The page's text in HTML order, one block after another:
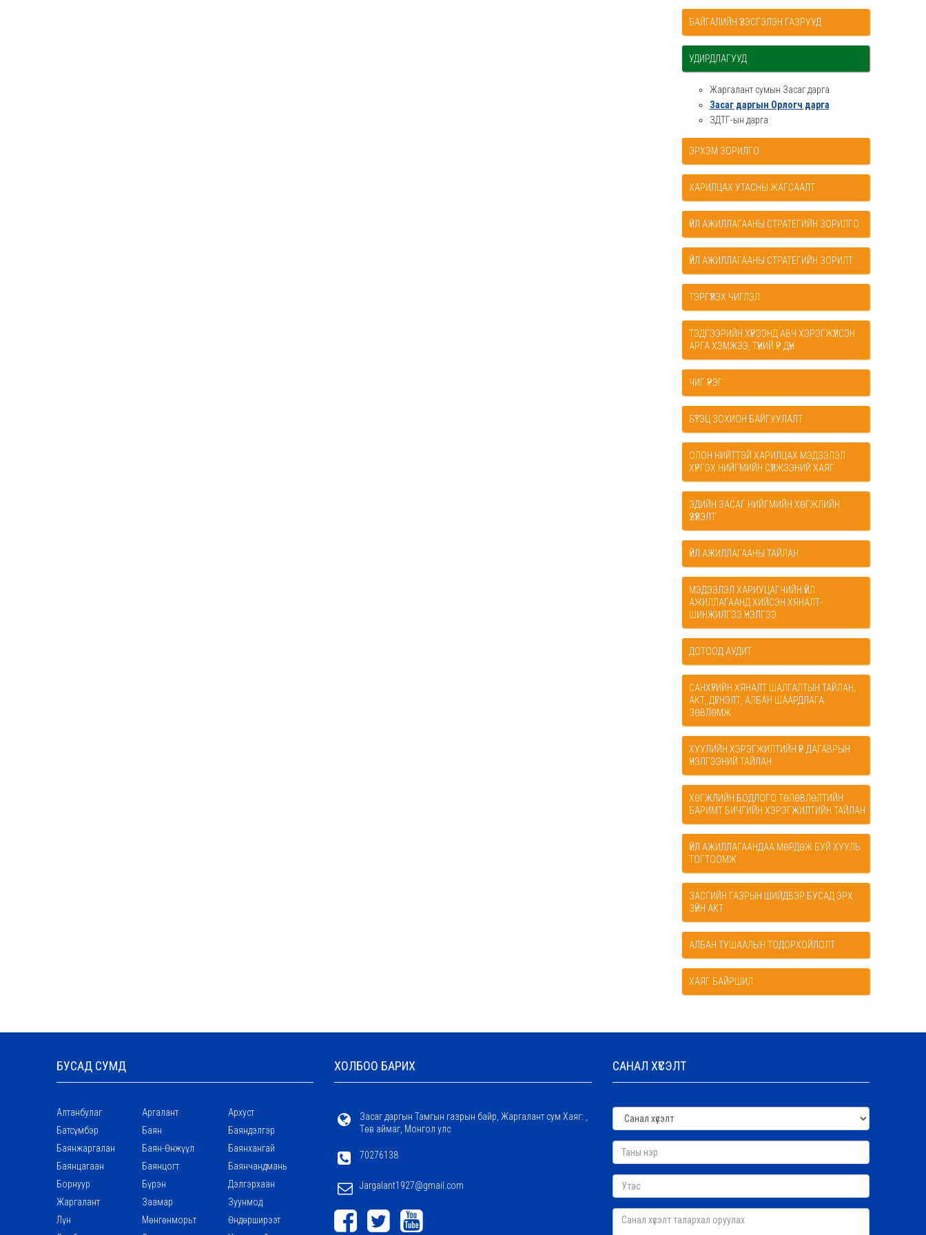
БАЙГАЛИЙН ҮЗЭСГЭЛЭН ГАЗРУУД
УДИРДЛАГУУД
Жаргалант сумын Засаг дарга
Засаг даргын Орлогч дарга
ЗДТГ-ын дарга
ЭРХЭМ ЗОРИЛГО
ХАРИЛЦАХ УТАСНЫ ЖАГСААЛТ
ҮЙЛ АЖИЛЛАГААНЫ СТРАТЕГИЙН ЗОРИЛГО
ҮЙЛ АЖИЛЛАГААНЫ СТРАТЕГИЙН ЗОРИЛТ
ТЭРГҮҮЛЭХ ЧИГЛЭЛ
ТЭДГЭЭРИЙН ХҮРЭЭНД АВЧ ХЭРЭГЖҮҮЛСЭН
АРГА ХЭМЖЭЭ, ТҮҮНИЙ ҮР ДҮН
ЧИГ ҮҮРЭГ
БҮТЭЦ ЗОХИОН БАЙГУУЛАЛТ
ОЛОН НИЙТТЭЙ ХАРИЛЦАХ МЭДЭЭЛЭЛ
ХҮРГЭХ НИЙГМИЙН СҮЛЖЭЭНИЙ ХАЯГ
ЭДИЙН ЗАСАГ НИЙГМИЙН ХӨГЖЛИЙН
ҮЗҮҮЛЭЛТ
ҮЙЛ АЖИЛЛАГААНЫ ТАЙЛАН
МЭДЭЭЛЭЛ ХАРИУЦАГЧИЙН ҮЙЛ
АЖИЛЛАГААНД ХИЙСЭН ХЯНАЛТ-
ШИНЖИЛГЭЭ ҮНЭЛГЭЭ
ДОТООД АУДИТ
САНХҮҮГИЙН ХЯНАЛТ ШАЛГАЛТЫН ТАЙЛАН,
АКТ, ДҮГНЭЛТ, АЛБАН ШААРДЛАГА
ЗӨВЛӨМЖ
ХУУЛИЙН ХЭРЭГЖИЛТИЙН ҮР ДАГАВРЫН
ҮНЭЛГЭЭНИЙ ТАЙЛАН
ХӨГЖЛИЙН БОДЛОГО ТӨЛӨВЛӨЛТИЙН
БАРИМТ БИЧГИЙН ХЭРЭГЖИЛТИЙН ТАЙЛАН
ҮЙЛ АЖИЛЛАГААНДАА МӨРДӨЖ БУЙ ХУУЛЬ
ТОГТООМЖ
ЗАСГИЙН ГАЗРЫН ШИЙДВЭР БУСАД ЭРХ
ЗҮЙН АКТ
АЛБАН ТУШААЛЫН ТОДОРХОЙЛОЛТ
ХАЯГ БАЙРШИЛ
БУСАД СУМД
Алтанбулаг Аргалант
Архуст
Батсүмбэр
Баян
Баяндэлгэр
Баянжаргалан
Баян-Өнжүүл
Баянхангай
Баянцагаан
Баянцогт
Баянчандмань
Борнуур
Бүрэн
Дэлгэрхаан
Жаргалант
Заамар
Зуунмод
Лүн
Мөнгөнморьт
Өндөрширээт
ХОЛБОО БАРИХ
Засаг даргын Тамгын газрын байр, Жаргалант сум Хаяг: ,
Төв аймаг, Монгол улс
70276138
Jargalant1927@gmail.com
САНАЛ ХҮСЭЛТ